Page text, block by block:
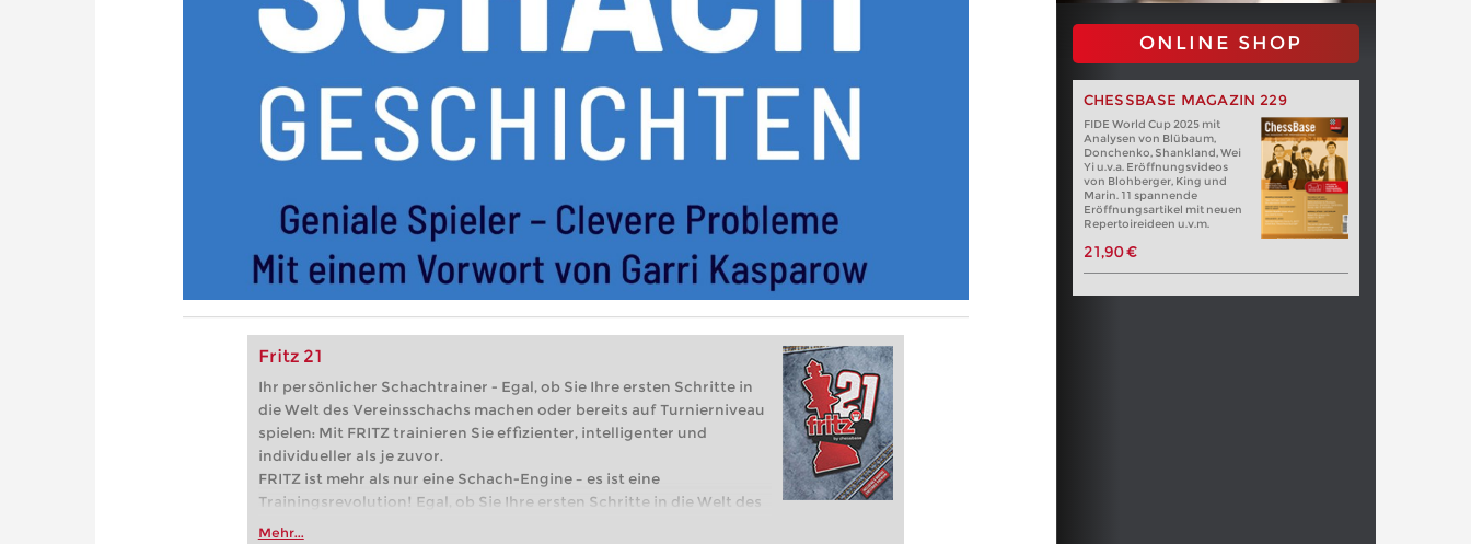
Fritz 21
Ihr persönlicher Schachtrainer - Egal, ob Sie Ihre ersten Schritte in
die Welt des Vereinsschachs machen oder bereits auf Turnierniveau
spielen: Mit FRITZ trainieren Sie effizienter, intelligenter und
individueller als je zuvor.
FRITZ ist mehr als nur eine Schach-Engine – es ist eine
Trainingsrevolution! Egal, ob Sie Ihre ersten Schritte in die Welt des
Vereinsschachs machen oder bereits auf Turnierniveau spielen: Mit
Mehr...
ONLINE SHOP
CHESSBASE MAGAZIN 229
FIDE World Cup 2025 mit
Analysen von Blübaum,
Donchenko, Shankland, Wei
Yi u.v.a. Eröffnungsvideos
von Blohberger, King und
Marin. 11 spannende
Eröffnungsartikel mit neuen
Repertoireideen u.v.m.
21,90 €